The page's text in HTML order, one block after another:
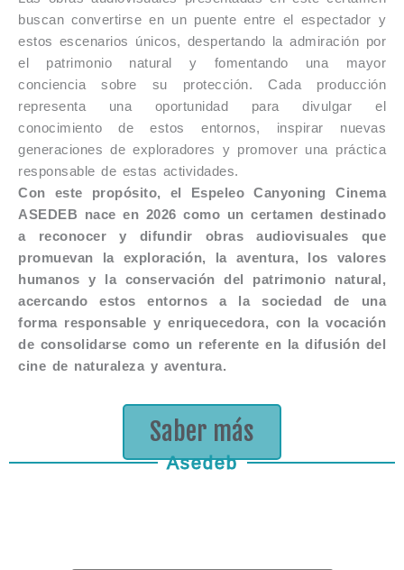
buscan convertirse en un puente entre el espectador y
estos escenarios únicos, despertando la admiración por
el patrimonio natural y fomentando una mayor
conciencia sobre su protección. Cada producción
representa una oportunidad para divulgar el
conocimiento de estos entornos, inspirar nuevas
generaciones de exploradores y promover una práctica
responsable de estas actividades.
Con este propósito, el Espeleo Canyoning Cinema
ASEDEB nace en 2026 como un certamen destinado
a reconocer y difundir obras audiovisuales que
promuevan la exploración, la aventura, los valores
humanos y la conservación del patrimonio natural,
acercando estos entornos a la sociedad de una
forma responsable y enriquecedora, con la vocación
de consolidarse como un referente en la difusión del
cine de naturaleza y aventura.
Saber más
Asedeb